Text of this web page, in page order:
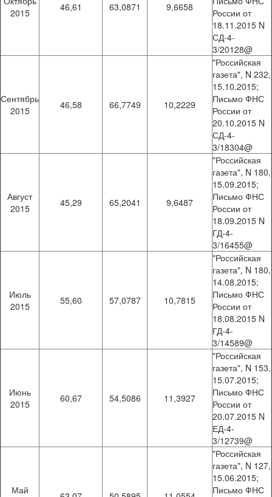
2015
46,61 63,0871 9,6658
России от
18.11.2015 N
СД-4-
3/20128@
Сентябрь
2015
46,58 66,7749 10,2229
"Российская
газета", N 232,
15.10.2015;
Письмо ФНС
России от
20.10.2015 N
СД-4-
3/18304@
Август
2015
45,29 65,2041 9,6487
"Российская
газета", N 180,
15.09.2015;
Письмо ФНС
России от
18.09.2015 N
ГД-4-
3/16455@
Июль
2015
55,60 57,0787 10,7815
"Российская
газета", N 180,
14.08.2015;
Письмо ФНС
России от
18.08.2015 N
ГД-4-
3/14589@
Июнь
2015
60,67 54,5086 11,3927
"Российская
газета", N 153,
15.07.2015;
Письмо ФНС
России от
20.07.2015 N
ЕД-4-
3/12739@
Май
"Российская
газета", N 127,
15.06.2015;
Письмо ФНС